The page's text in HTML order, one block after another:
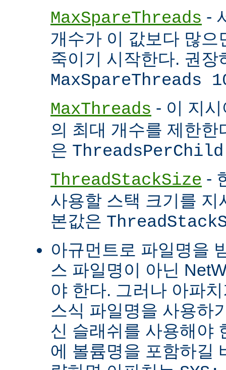
MaxSpareThreads -
개수가 이 값보다 많으
죽이기 시작한다. 권장
MaxSpareThreads
MaxThreads - 이 지
의 최대 개수를 제한한
은
ThreadStackSize -
사용할 스택 크기를 지
본값은
아규먼트로 파일명을
스 파일명이 아닌
야 한다. 그러나 아파
스식 파일명을 사용하
신 슬래쉬를 사용해야
에 볼륨명을 포함하길